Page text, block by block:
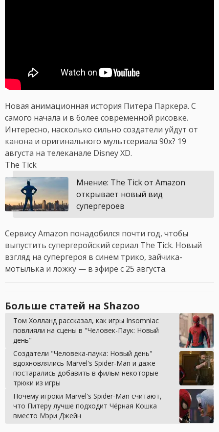
Новая анимационная история Питера Паркера. С
самого начала и в более современной рисовке.
Интересно, насколько сильно создатели уйдут от
канона и оригинального мультсериала 90х? 19
августа на телеканале Disney XD.
The Tick
Мнение: The Tick от Amazon
открывает новый вид
супергероев
Сервису Amazon понадобился почти год, чтобы
выпустить супергеройский сериал The Tick. Новый
взгляд на супергероя в синем трико, зайчика-
мотылька и ложку — в эфире с 25 августа.
Больше статей на Shazoo
Том Холланд рассказал, как игры Insomniac
повлияли на сцены в "Человек-Паук: Новый
день"
Создатели "Человека-паука: Новый день"
вдохновлялись Marvel's Spider-Man и даже
постарались добавить в фильм некоторые
трюки из игры
Почему игроки Marvel's Spider-Man считают,
что Питеру лучше подходит Чёрная Кошка
вместо Мэри Джейн